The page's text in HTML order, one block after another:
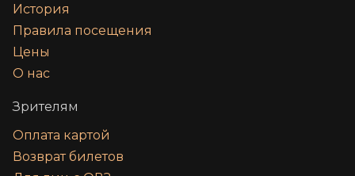
История
Правила посещения
Цены
О нас
Зрителям
Оплата картой
Возврат билетов